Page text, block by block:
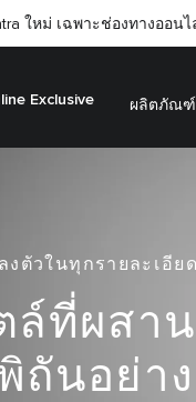
ใหม่ เฉพาะช่องทางออน
Exclusive ผลิตภัณฑ์
งตัวในทุกรายละเอียด
ล์ที่ผสา
ถันอย่า